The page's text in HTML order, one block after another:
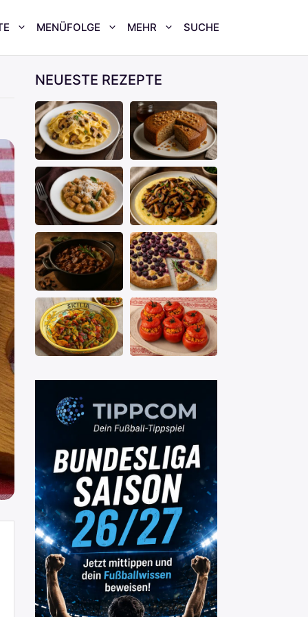
MENÜFOLGE MEHR SUCHE
NEUESTE REZEPTE